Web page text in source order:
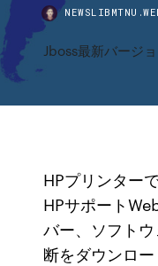
Jboss最新バージ
HPプリンター
HPサポート
バー、ソフト
断をダウンロ